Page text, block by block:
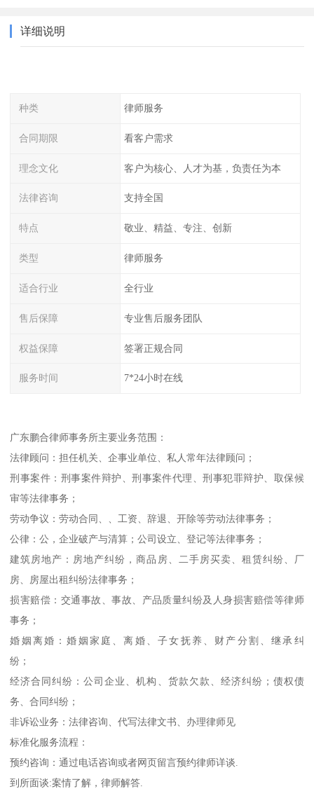
详细说明
种类 律师服务
合同期限 看客户需求
理念文化 客户为核心、人才为基，负责任为本
法律咨询 支持全国
特点 敬业、精益、专注、创新
类型 律师服务
适合行业 全行业
售后保障 专业售后服务团队
权益保障 签署正规合同
服务时间 7*24小时在线
广东鹏合律师事务所主要业务范围：
法律顾问：担任机关、企事业单位、私人常年法律顾问；
刑事案件：刑事案件辩护、刑事案件代理、刑事犯罪辩护、取保候
审等法律事务；
劳动争议：劳动合同、、工资、辞退、开除等劳动法律事务；
公律：公，企业破产与清算；公司设立、登记等法律事务；
建筑房地产：房地产纠纷，商品房、二手房买卖、租赁纠纷、厂
房、房屋出租纠纷法律事务；
损害赔偿：交通事故、事故、产品质量纠纷及人身损害赔偿等律师
事务；
婚姻离婚：婚姻家庭、离婚、子女抚养、财产分割、继承纠
纷；
经济合同纠纷：公司企业、机构、货款欠款、经济纠纷；债权债
务、合同纠纷；
非诉讼业务：法律咨询、代写法律文书、办理律师见
标准化服务流程：
预约咨询：通过电话咨询或者网页留言预约律师详谈.
到所面谈:案情了解，律师解答.